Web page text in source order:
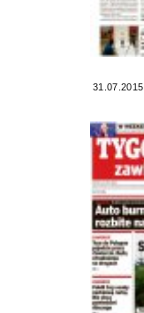
31.07.2015